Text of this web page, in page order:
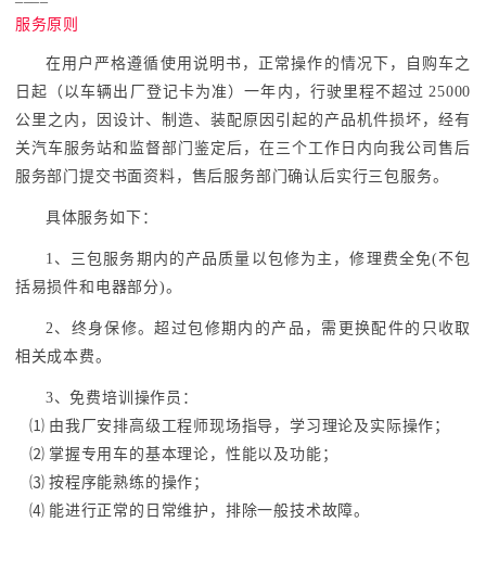
服务原则
在用户严格遵循使用说明书，正常操作的情况下，自购车之
日起（以车辆出厂登记卡为准）一年内，行驶里程不超过 25000
公里之内，因设计、制造、装配原因引起的产品机件损坏，经有
关汽车服务站和监督部门鉴定后，在三个工作日内向我公司售后
服务部门提交书面资料，售后服务部门确认后实行三包服务。
具体服务如下：
1、三包服务期内的产品质量以包修为主，修理费全免(不包
括易损件和电器部分)。
2、终身保修。超过包修期内的产品，需更换配件的只收取
相关成本费。
3、免费培训操作员：
⑴ 由我厂安排高级工程师现场指导，学习理论及实际操作；
⑵ 掌握专用车的基本理论，性能以及功能；
⑶ 按程序能熟练的操作；
⑷ 能进行正常的日常维护，排除一般技术故障。